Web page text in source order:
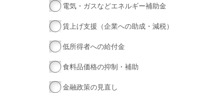
電気・ガスなどエネルギー補助金
賃上げ支援（企業への助成・減税）
低所得者への給付金
食料品価格の抑制・補助
金融政策の見直し